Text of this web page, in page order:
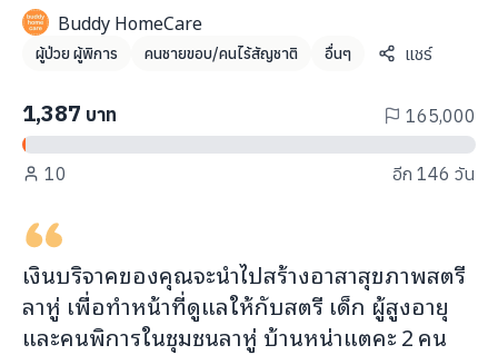
ภาษา: ไทย ENG
Buddy HomeCare
ผู้ป่วย ผู้พิการ คนชายขอบ/คนไร้สัญชาติ อื่นๆ แชร์
1,387 บาท 165,000
10 อีก 146 วัน
เงินบริจาคของคุณจะนำไปสร้างอาสาสุขภาพสตรี
ลาหู่ เพื่อทำหน้าที่ดูแลให้กับสตรี เด็ก ผู้สูงอายุ
และคนพิการในชุมชนลาหู่ บ้านหน่าแตคะ2คน